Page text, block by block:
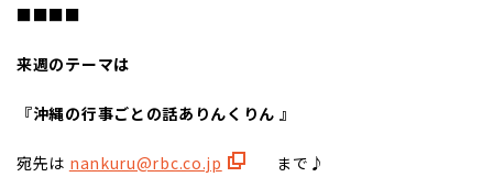
■■■■
来週のテーマは
『沖縄の行事ごとの話ありんくりん 』
宛先は nankuru@rbc.co.jp まで♪